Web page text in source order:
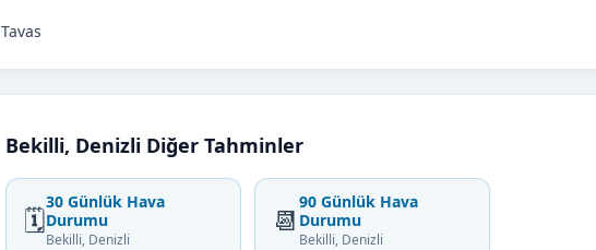
Tavas
Bekilli, Denizli Diğer Tahminler
🗓️
30 Günlük Hava
Durumu
Bekilli, Denizli
📆
90 Günlük Hava
Durumu
Bekilli, Denizli